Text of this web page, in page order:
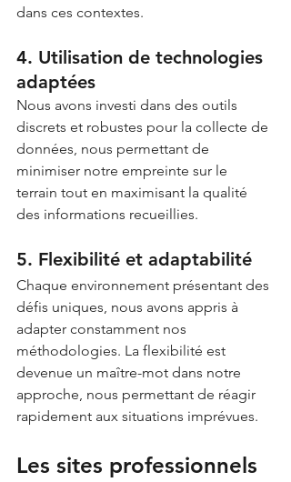
dans ces contextes.
4. Utilisation de technologies
adaptées
Nous avons investi dans des outils
discrets et robustes pour la collecte de
données, nous permettant de
minimiser notre empreinte sur le
terrain tout en maximisant la qualité
des informations recueillies.
5. Flexibilité et adaptabilité
Chaque environnement présentant des
défis uniques, nous avons appris à
adapter constamment nos
méthodologies. La flexibilité est
devenue un maître-mot dans notre
approche, nous permettant de réagir
rapidement aux situations imprévues.
Les sites professionnels